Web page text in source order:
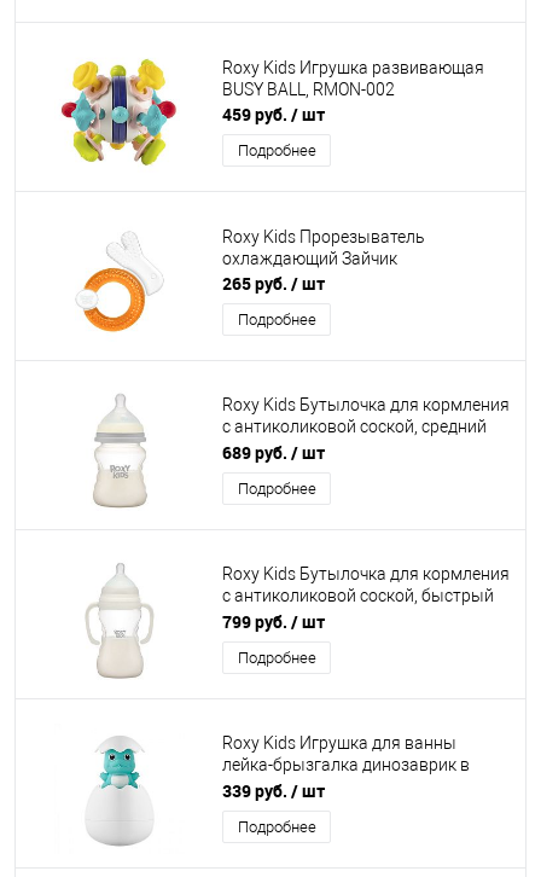
Roxy Kids Игрушка развивающая
BUSY BALL, RMON-002
459 руб. / шт
Подробнее
Roxy Kids Прорезыватель
охлаждающий Зайчик
265 руб. / шт
Подробнее
Roxy Kids Бутылочка для кормления
с антиколиковой соской, средний
поток 3+, 160 мл, кокосово-серый
689 руб. / шт
Подробнее
Roxy Kids Бутылочка для кормления
с антиколиковой соской, быстрый
поток 6+, 260 мл, кокосовый
799 руб. / шт
Подробнее
Roxy Kids Игрушка для ванны
лейка-брызгалка динозаврик в
яйце
339 руб. / шт
Подробнее